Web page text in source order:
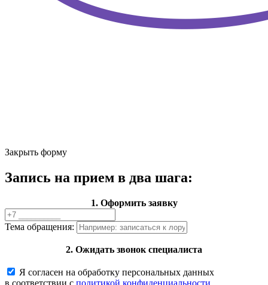
Закрыть форму
Запись на прием в два шага:
1. Оформить заявку
Тема обращения:
2. Ожидать звонок специалиста
Я согласен на обработку персональных данных
в соответствии с политикой конфиденциальности.